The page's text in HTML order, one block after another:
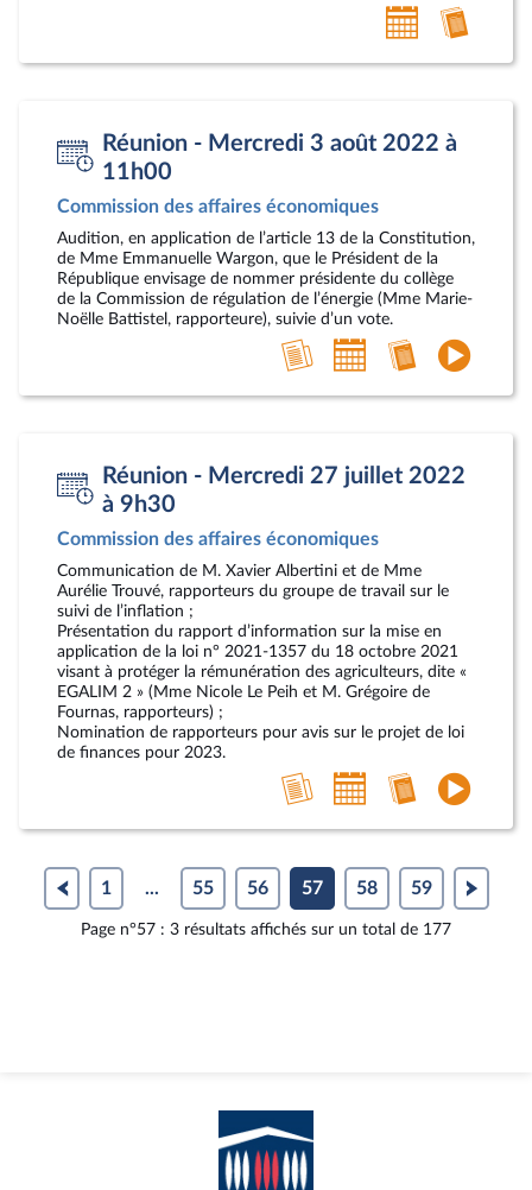
Ajouter
au
personnel
au
rendu
Réunion - Mercredi 3 août 2022 à
11h00
Commission des affaires économiques
Audition, en application de l’article 13 de la Constitution,
de Mme Emmanuelle Wargon, que le Président de la
République envisage de nommer présidente du collège
de la Commission de régulation de l’énergie (Mme Marie-
Noëlle Battistel, rapporteure), suivie d’un vote.
Voir
l'article
Ajouter
au
Accéder
au
Réunion - Mercredi 27 juillet 2022
à 9h30
Commission des affaires économiques
Communication de M. Xavier Albertini et de Mme
Aurélie Trouvé, rapporteurs du groupe de travail sur le
suivi de l’inflation ;
Présentation du rapport d’information sur la mise en
application de la loi n° 2021-1357 du 18 octobre 2021
visant à protéger la rémunération des agriculteurs, dite «
EGALIM 2 » (Mme Nicole Le Peih et M. Grégoire de
Fournas, rapporteurs) ;
Nomination de rapporteurs pour avis sur le projet de loi
de finances pour 2023.
Voir
l'article
Ajouter
au
personnel
Accéder
au
renduvidéo
1 ... 55 56 57 58 59
Page n°57 : 3 résultats affichés sur un total de 177